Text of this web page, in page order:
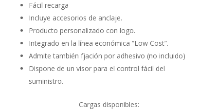
Fácil recarga
Incluye accesorios de anclaje.
Producto personalizado con logo.
Integrado en la línea económica “Low Cost”.
Admite también fjación por adhesivo (no incluido)
Dispone de un visor para el control fácil del
suministro.
Cargas disponibles: